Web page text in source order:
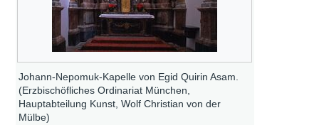
Johann-Nepomuk-Kapelle von Egid Quirin Asam.
(Erzbischöfliches Ordinariat München,
Hauptabteilung Kunst, Wolf Christian von der
Mülbe)